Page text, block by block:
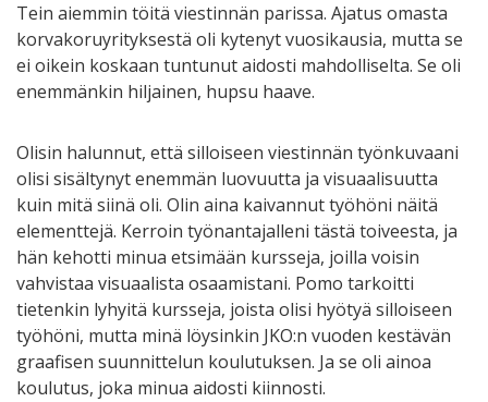
Tein aiemmin töitä viestinnän parissa. Ajatus omasta
korvakoruyrityksestä oli kytenyt vuosikausia, mutta se
ei oikein koskaan tuntunut aidosti mahdolliselta. Se oli
enemmänkin hiljainen, hupsu haave.
Olisin halunnut, että silloiseen viestinnän työnkuvaani
olisi sisältynyt enemmän luovuutta ja visuaalisuutta
kuin mitä siinä oli. Olin aina kaivannut työhöni näitä
elementtejä. Kerroin työnantajalleni tästä toiveesta, ja
hän kehotti minua etsimään kursseja, joilla voisin
vahvistaa visuaalista osaamistani. Pomo tarkoitti
tietenkin lyhyitä kursseja, joista olisi hyötyä silloiseen
työhöni, mutta minä löysinkin JKO:n vuoden kestävän
graafisen suunnittelun koulutuksen. Ja se oli ainoa
koulutus, joka minua aidosti kiinnosti.